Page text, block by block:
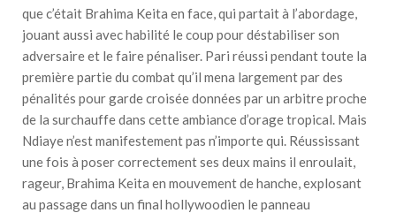
que c’était Brahima Keita en face, qui partait à l’abordage,
jouant aussi avec habilité le coup pour déstabiliser son
adversaire et le faire pénaliser. Pari réussi pendant toute la
première partie du combat qu’il mena largement par des
pénalités pour garde croisée données par un arbitre proche
de la surchauffe dans cette ambiance d’orage tropical. Mais
Ndiaye n’est manifestement pas n’importe qui. Réussissant
une fois à poser correctement ses deux mains il enroulait,
rageur, Brahima Keita en mouvement de hanche, explosant
au passage dans un final hollywoodien le panneau